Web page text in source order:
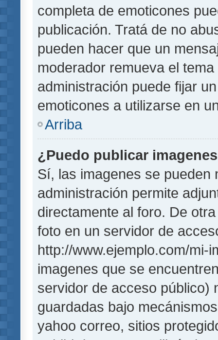
completa de emoticones
publicación. Tratá de no
pueden hacer que un
moderador remueva el
administración puede fijar
emoticones a utilizarse en
Arriba
¿Puedo publicar
Sí, las imagenes se pueden
administración permite
directamente al foro. De
foto en un servidor de
http://www.ejemplo.com/mi-
imagenes que se
servidor de acceso público)
guardadas bajo
yahoo correo, sitios